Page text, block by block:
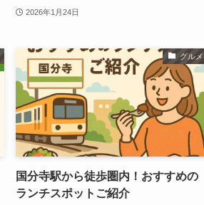
2026年1月24日
グルメ
国分寺駅から徒歩圏内！おすすめの
ランチスポットご紹介